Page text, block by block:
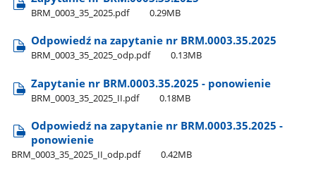
BRM​_0003​_35​_2025.pdf 0.29MB
Odpowiedź na zapytanie nr BRM.0003.35.2025
BRM​_0003​_35​_2025​_odp.pdf 0.13MB
Zapytanie nr BRM.0003.35.2025 - ponowienie
BRM​_0003​_35​_2025​_II.pdf 0.18MB
Odpowiedź na zapytanie nr BRM.0003.35.2025 -
ponowienie
BRM​_0003​_35​_2025​_II​_odp.pdf 0.42MB